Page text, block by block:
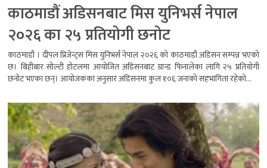
काठमाडौं अडिसनबाट मिस युनिभर्स नेपाल
२०२६ का २५ प्रतियोगी छनोट
काठमाडौं । दीपल प्रिजेन्ट्स मिस युनिभर्स नेपाल २०२६ को काठमाडौं अडिसन सम्पन्न भएको
छ। बिहीबार सोल्टी होटलमा आयोजित अडिसनबाट ग्रान्ड फिनालेका लागि २५ प्रतियोगी
छनोट भएका छन्। आयोजकका अनुसार अडिसनमा कुल १०६ जनाको सहभागिता रहेको...